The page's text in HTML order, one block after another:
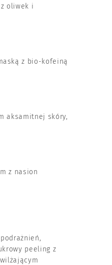
oliwek i
z bio-kofeiną
aksamitnej skóry,
z nasion
peeling z